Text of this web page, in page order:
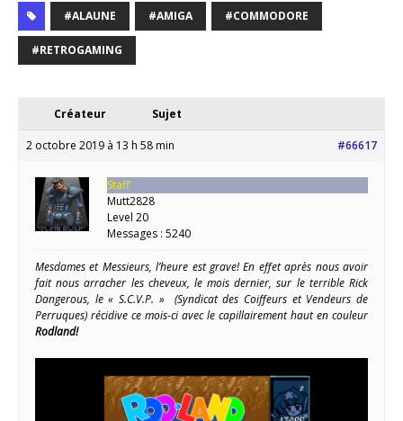
#ALAUNE #AMIGA #COMMODORE
#RETROGAMING
Créateur Sujet
2 octobre 2019 à 13 h 58 min #66617
Staff
Mutt2828
Level 20
Messages : 5240
Mesdames et Messieurs, l’heure est grave! En effet après nous avoir
fait nous arracher les cheveux, le mois dernier, sur le terrible Rick
Dangerous, le « S.C.V.P. » (Syndicat des Coiffeurs et Vendeurs de
Perruques) récidive ce mois-ci avec le capillairement haut en couleur
Rodland!